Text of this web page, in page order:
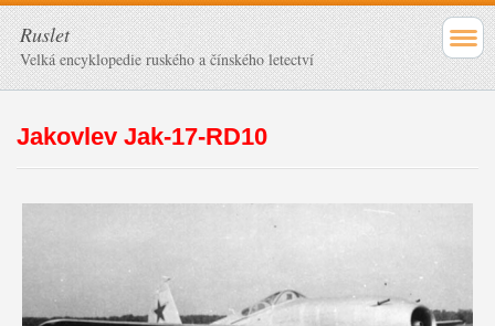
Ruslet
Velká encyklopedie ruského a čínského letectví
Jakovlev Jak-17-RD10